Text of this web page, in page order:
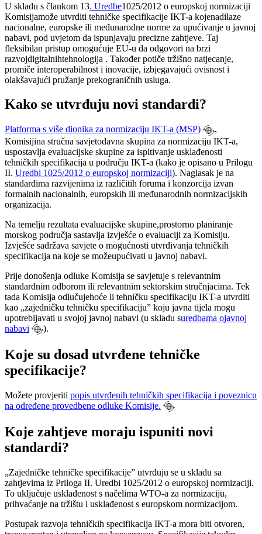
U skladu s člankom 13. Uredbe1025/2012 o europskoj normizaciji
Komisijamože utvrditi tehničke specifikacije IKT-a kojenadilaze
nacionalne, europske ili međunarodne norme za upućivanje u javnoj
nabavi, pod uvjetom da ispunjavaju precizne zahtjeve. Taj
fleksibilan pristup omogućuje EU-u da odgovori na brzi
razvojdigitalnihtehnologija . Također potiče tržišno natjecanje,
promiče interoperabilnost i inovacije, izbjegavajući ovisnost i
olakšavajući pružanje prekograničnih usluga.
Kako se utvrđuju novi standardi?
Platforma s više dionika za normizaciju IKT-a (MSP)
,
Komisijina stručna savjetodavna skupina za normizaciju IKT-a,
uspostavlja evaluacijske skupine za ispitivanje usklađenosti
tehničkih specifikacija u području IKT-a (kako je opisano u Prilogu
II. Uredbi 1025/2012 o europskoj normizaciji). Naglasak je na
standardima razvijenima iz različitih foruma i konzorcija izvan
formalnih nacionalnih, europskih ili međunarodnih normizacijskih
organizacija.
Na temelju rezultata evaluacijske skupine,prostorno planiranje
morskog područja sastavlja izvješće o evaluaciji za Komisiju.
Izvješće sadržava savjete o mogućnosti utvrđivanja tehničkih
specifikacija na koje se možeupućivati u javnoj nabavi.
Prije donošenja odluke Komisija se savjetuje s relevantnim
standardnim odborom ili relevantnim sektorskim stručnjacima. Tek
tada Komisija odlučujehoće li tehničku specifikaciju IKT-a utvrditi
kao „zajedničku tehničku specifikaciju” koju javna tijela mogu
upotrebljavati u svojoj javnoj nabavi (u skladu suredbama ojavnoj
nabavi
).
Koje su dosad utvrđene tehničke
specifikacije?
Možete provjeriti popis utvrđenih tehničkih specifikacija i poveznicu
na određene provedbene odluke Komisije.
Koje zahtjeve moraju ispuniti novi
standardi?
„Zajedničke tehničke specifikacije” utvrđuju se u skladu sa
zahtjevima iz Priloga II. Uredbi 1025/2012 o europskoj normizaciji.
To uključuje usklađenost s načelima WTO-a za normizaciju,
prihvaćanje na tržištu i usklađenost s europskom normizacijom.
Postupak razvoja tehničkih specifikacija IKT-a mora biti otvoren,